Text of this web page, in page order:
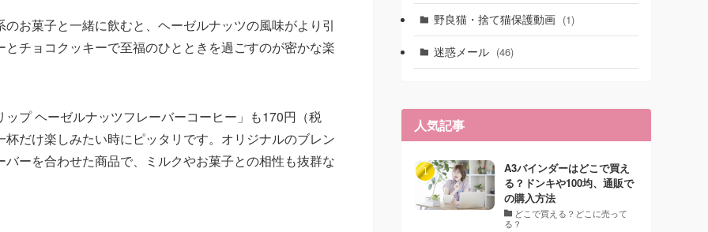
お菓子と一緒に飲むと、ヘーゼルナッツの風味がより引
チョコクッキーで至福のひとときを過ごすのが密かな楽
プ ヘーゼルナッツフレーバーコーヒー」も170円（税
だけ楽しみたい時にピッタリです。オリジナルのブレン
ーを合わせた商品で、ミルクやお菓子との相性も抜群な
野良猫・捨て猫保護動画 (1)
迷惑メール (46)
人気記事
A3バインダーはどこで買え
る？ドンキや100均、通販で
の購入方法
どこで買える？どこに売って
る？